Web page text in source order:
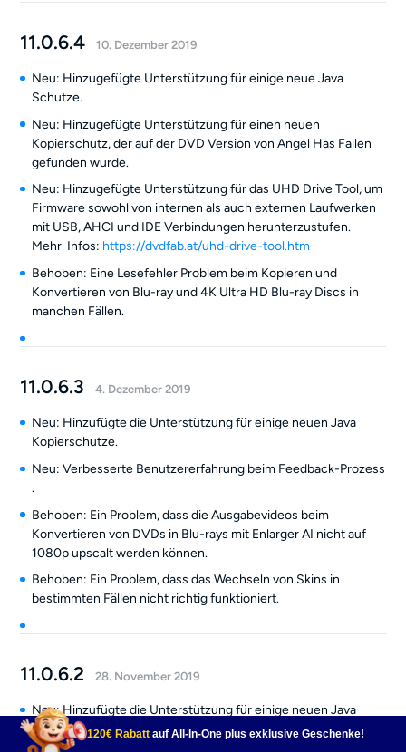
11.0.6.4 10. Dezember 2019
Neu: Hinzugefügte Unterstützung für einige neue Java
Schutze.
Neu: Hinzugefügte Unterstützung für einen neuen
Kopierschutz, der auf der DVD Version von Angel Has Fallen
gefunden wurde.
Neu: Hinzugefügte Unterstützung für das UHD Drive Tool, um
Firmware sowohl von internen als auch externen Laufwerken
mit USB, AHCI und IDE Verbindungen herunterzustufen.
Mehr Infos: https://dvdfab.at/uhd-drive-tool.htm
Behoben: Eine Lesefehler Problem beim Kopieren und
Konvertieren von Blu-ray und 4K Ultra HD Blu-ray Discs in
manchen Fällen.
11.0.6.3 4. Dezember 2019
Neu: Hinzufügte die Unterstützung für einige neuen Java
Kopierschutze.
Neu: Verbesserte Benutzererfahrung beim Feedback-Prozess
.
Behoben: Ein Problem, dass die Ausgabevideos beim
Konvertieren von DVDs in Blu-rays mit Enlarger AI nicht auf
1080p upscalt werden können.
Behoben: Ein Problem, dass das Wechseln von Skins in
bestimmten Fällen nicht richtig funktioniert.
11.0.6.2 28. November 2019
Neu: Hinzufügte die Unterstützung für einige neuen Java
Kopierschutze.120€ Rabatt auf All-In-One plus exklusive Geschenke!